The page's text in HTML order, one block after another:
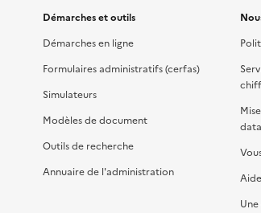
Démarches et outils
Démarches en ligne
Formulaires administratifs (cerfas)
Simulateurs
Modèles de document
Outils de recherche
Annuaire de l'administration
Aide